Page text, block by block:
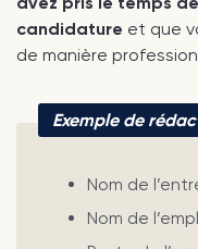
candidature et que
de manière
Exemple de
Nom de
Nom de